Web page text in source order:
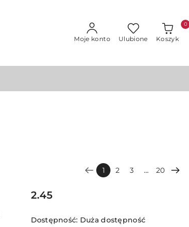
Moje konto Ulubione Koszyk
0
1 2 3 ... 20
Cena:
2.45
Dostępność: Duża dostępność